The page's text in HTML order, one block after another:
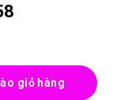
giỏ hàng